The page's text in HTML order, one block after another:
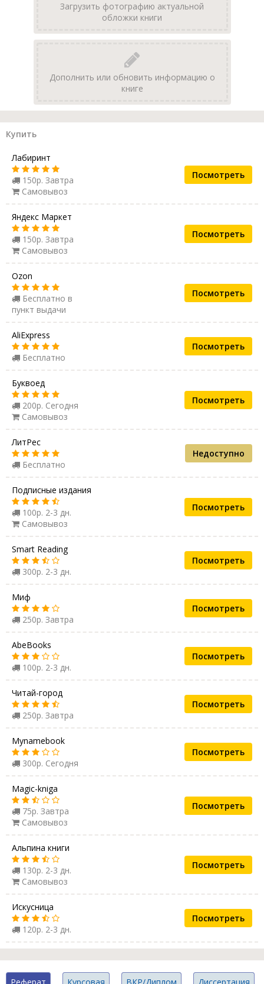
Загрузить фотографию актуальной
обложки книги
Дополнить или обновить информацию о
книге
Купить
Лабиринт
150р. Завтра
Самовывоз
Посмотреть
Яндекс Маркет
150р. Завтра
Самовывоз
Посмотреть
Ozon
Бесплатно в
пункт выдачи
Посмотреть
AliExpress
Бесплатно
Посмотреть
Буквоед
200р. Сегодня
Самовывоз
Посмотреть
ЛитРес
Бесплатно
Недоступно
Подписные издания
100р. 2-3 дн.
Самовывоз
Посмотреть
Smart Reading
300р. 2-3 дн.
Посмотреть
Миф
250р. Завтра
Посмотреть
AbeBooks
100р. 2-3 дн.
Посмотреть
Читай-город
250р. Завтра
Посмотреть
Mynamebook
300р. Сегодня
Посмотреть
Magic-kniga
75р. Завтра
Самовывоз
Посмотреть
Альпина книги
130р. 2-3 дн.
Самовывоз
Посмотреть
Искусница
120р. 2-3 дн.
Посмотреть